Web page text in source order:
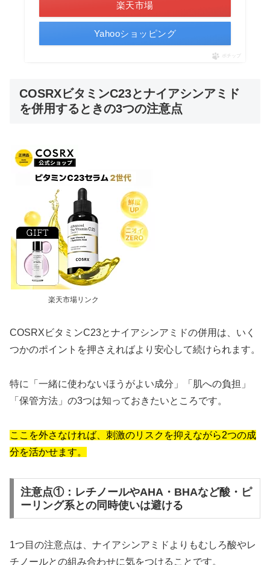
楽天市場
Yahooショッピング
ポチップ
COSRXビタミンC23とナイアシンアミド
を併用するときの3つの注意点
楽天市場リンク
COSRXビタミンC23とナイアシンアミドの併用は、いく
つかのポイントを押さえればより安心して続けられます。
特に「一緒に使わないほうがよい成分」「肌への負担」
「保管方法」の3つは知っておきたいところです。
ここを外さなければ、刺激のリスクを抑えながら2つの成
分を活かせます。
注意点①：レチノールやAHA・BHAなど酸・ピ
ーリング系との同時使いは避ける
1つ目の注意点は、ナイアシンアミドよりもむしろ酸やレ
チノールとの組み合わせに気をつけることです。